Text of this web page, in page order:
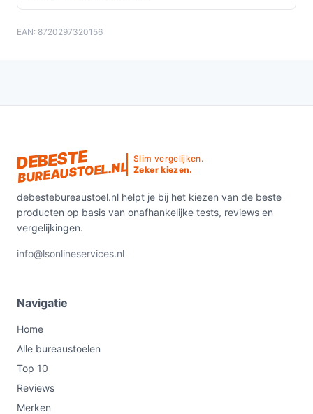
EAN: 8720297320156
DEBESTE
BUREAUSTOEL.NL
Slim vergelijken.
Zeker kiezen.
debestebureaustoel.nl helpt je bij het kiezen van de beste
producten op basis van onafhankelijke tests, reviews en
vergelijkingen.
info@lsonlineservices.nl
Navigatie
Home
Alle bureaustoelen
Top 10
Reviews
Merken